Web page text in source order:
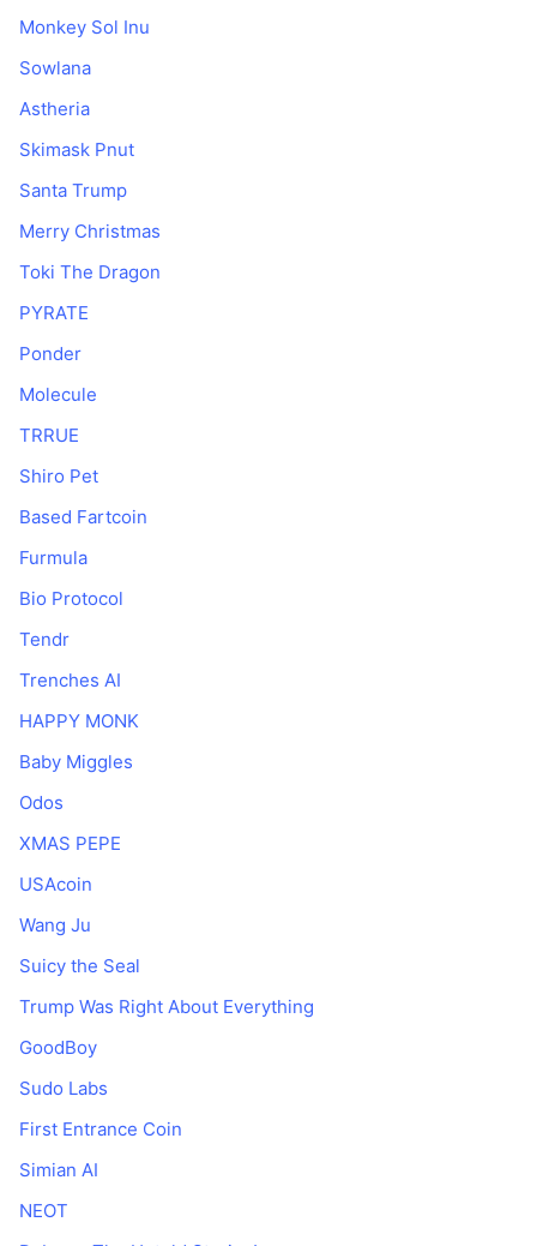
Monkey Sol Inu
Sowlana
Astheria
Skimask Pnut
Santa Trump
Merry Christmas
Toki The Dragon
PYRATE
Ponder
Molecule
TRRUE
Shiro Pet
Based Fartcoin
Furmula
Bio Protocol
Tendr
Trenches AI
HAPPY MONK
Baby Miggles
Odos
XMAS PEPE
USAcoin
Wang Ju
Suicy the Seal
Trump Was Right About Everything
GoodBoy
Sudo Labs
First Entrance Coin
Simian AI
NEOT